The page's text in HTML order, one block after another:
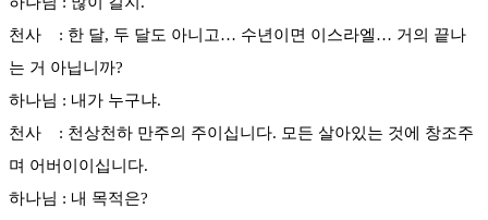
천사 : 한 달, 두 달도 아니고… 수년이면 이스라엘… 거의 끝나
는 거 아닙니까?
하나님 : 내가 누구냐.
천사 : 천상천하 만주의 주이십니다. 모든 살아있는 것에 창조주
며 어버이이십니다.
하나님 : 내 목적은?